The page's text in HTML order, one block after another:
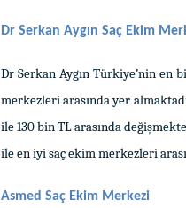
Dr Serkan Aygın Saç Ekim
Dr Serkan Aygın Türkiye’nin en
merkezleri arasında yer
ile 130 bin TL arasında
ile en iyi saç ekim merkezleri
Asmed Saç Ekim Merkezi